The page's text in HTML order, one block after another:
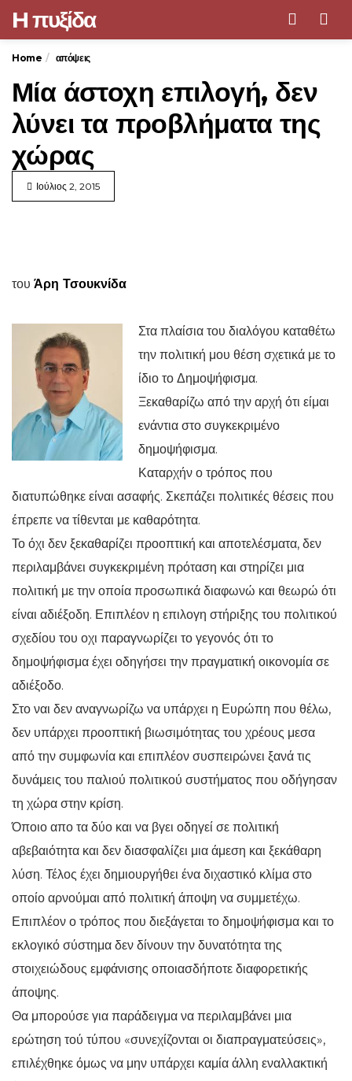
H πυξίδα
Home απόψεις
Μία άστοχη επιλογή, δεν
λύνει τα προβλήματα της
χώρας
Ιούλιος 2, 2015
του Άρη Τσουκνίδα
Στα πλαίσια του διαλόγου καταθέτω
την πολιτική μου θέση σχετικά με το
ίδιο το Δημοψήφισμα.
Ξεκαθαρίζω από την αρχή ότι είμαι
ενάντια στο συγκεκριμένο
δημοψήφισμα.
Καταρχήν ο τρόπος που
διατυπώθηκε είναι ασαφής. Σκεπάζει πολιτικές θέσεις που
έπρεπε να τίθενται με καθαρότητα.
Το όχι δεν ξεκαθαρίζει προοπτική και αποτελέσματα, δεν
περιλαμβάνει συγκεκριμένη πρόταση και στηρίζει μια
πολιτική με την οποία προσωπικά διαφωνώ και θεωρώ ότι
είναι αδιέξοδη. Επιπλέον η επιλογη στήριξης του πολιτικού
σχεδίου του οχι παραγνωρίζει το γεγονός ότι το
δημοψήφισμα έχει οδηγήσει την πραγματική οικονομία σε
αδιέξοδο.
Στο ναι δεν αναγνωρίζω να υπάρχει η Ευρώπη που θέλω,
δεν υπάρχει προοπτική βιωσιμότητας του χρέους μεσα
από την συμφωνία και επιπλέον συσπειρώνει ξανά τις
δυνάμεις του παλιού πολιτικού συστήματος που οδήγησαν
τη χώρα στην κρίση.
Όποιο απο τα δύο και να βγει οδηγεί σε πολιτική
αβεβαιότητα και δεν διασφαλίζει μια άμεση και ξεκάθαρη
λύση. Τέλος έχει δημιουργήθει ένα διχαστικό κλίμα στο
οποίο αρνούμαι από πολιτική άποψη να συμμετέχω.
Επιπλέον ο τρόπος που διεξάγεται το δημοψήφισμα και το
εκλογικό σύστημα δεν δίνουν την δυνατότητα της
στοιχειώδους εμφάνισης οποιασδήποτε διαφορετικής
άποψης.
Θα μπορούσε για παράδειγμα να περιλαμβάνει μια
ερώτηση τού τύπου «συνεχίζονται οι διαπραγματεύσεις»,
επιλέχθηκε όμως να μην υπάρχει καμία άλλη εναλλακτική